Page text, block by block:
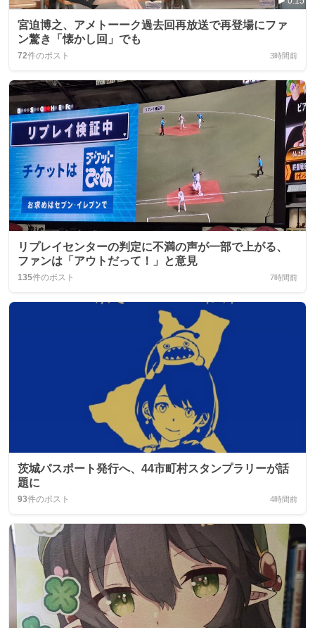
宮迫博之、アメトーーク過去回再放送で再登場にファ
ン驚き「懐かし回」でも
72件のポスト 3時間前
リプレイセンターの判定に不満の声が一部で上がる、
ファンは「アウトだって！」と意見
135件のポスト 7時間前
茨城パスポート発行へ、44市町村スタンプラリーが話
題に
93件のポスト 4時間前